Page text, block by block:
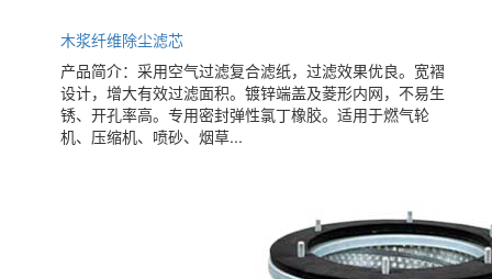
木浆纤维除尘滤芯
产品简介：采用空气过滤复合滤纸，过滤效果优良。宽褶
设计，增大有效过滤面积。镀锌端盖及菱形内网，不易生
锈、开孔率高。专用密封弹性氯丁橡胶。适用于燃气轮
机、压缩机、喷砂、烟草...